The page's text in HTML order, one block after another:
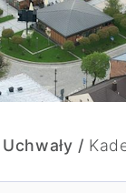
Uchwały /